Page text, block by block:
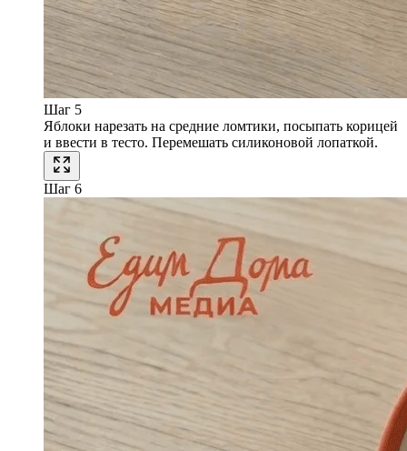
Шаг 5
Яблоки нарезать на средние ломтики, посыпать корицей
и ввести в тесто. Перемешать силиконовой лопаткой.
Шаг 6